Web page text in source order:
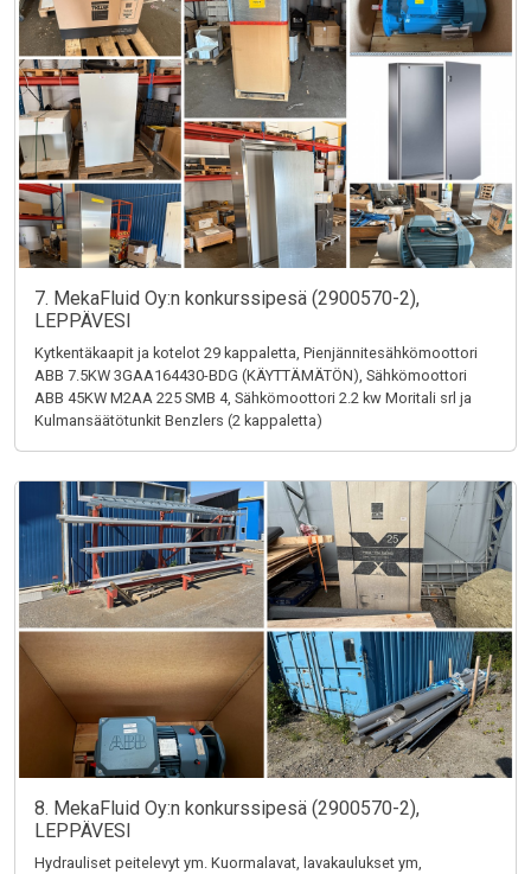
7. MekaFluid Oy:n konkurssipesä (2900570-2),
LEPPÄVESI
Kytkentäkaapit ja kotelot 29 kappaletta, Pienjännitesähkömoottori
ABB 7.5KW 3GAA164430-BDG (KÄYTTÄMÄTÖN), Sähkömoottori
ABB 45KW M2AA 225 SMB 4, Sähkömoottori 2.2 kw Moritali srl ja
Kulmansäätötunkit Benzlers (2 kappaletta)
8. MekaFluid Oy:n konkurssipesä (2900570-2),
LEPPÄVESI
Hydrauliset peitelevyt ym. Kuormalavat, lavakaulukset ym,